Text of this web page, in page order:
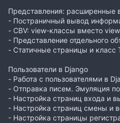
Представления: расширенные
- Постраничный вывод
- CBV: view-классы вместо
- Представление отдельного
- Статичные страницы и класс
Пользователи в Django
- Работа с пользователями в
- Отправка писем. Эмуляция
- Настройка страниц входа и
- Настройка страниц смены и
- Настройка страницы